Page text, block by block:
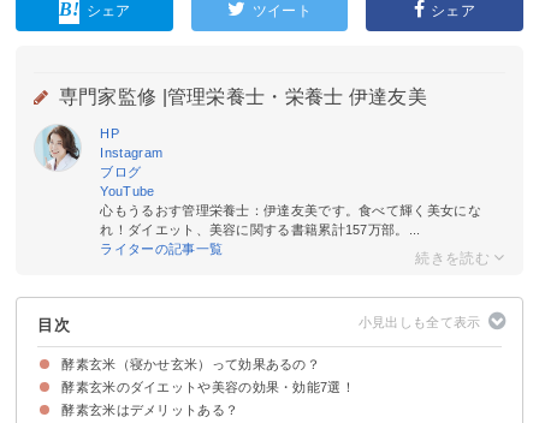
シェア ツイート シェア
専門家監修 | 管理栄養士・栄養士 伊達友美
HP
Instagram
ブログ
YouTube
心もうるおす管理栄養士：伊達友美です。食べて輝く美女にな
れ！ダイエット、美容に関する書籍累計157万部。...
ライターの記事一覧
目次
酵素玄米（寝かせ玄米）って効果あるの？
酵素玄米と普通の玄米の違い
酵素玄米のダイエットや美容の効果・効能7選！
①血糖値の上昇を抑える効果
②代謝を促進する効果
③むくみを解消する効果
④アンチエイジングの効果
⑤美肌にする効果
⑥デトックス効果
⑦イライラを抑える効果
酵素玄米はデメリットある？